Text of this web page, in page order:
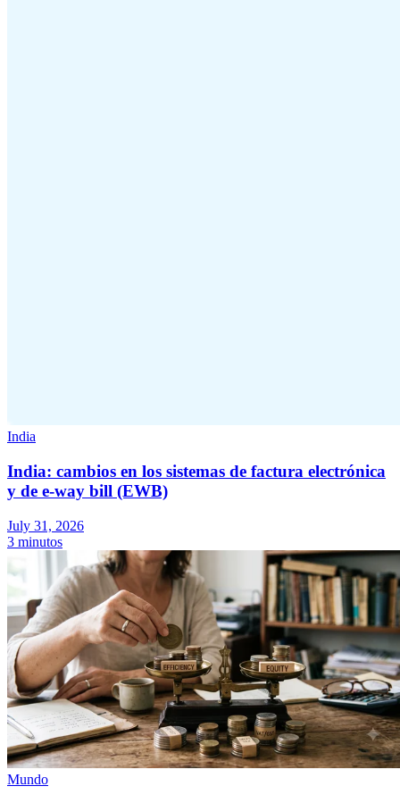
India
India: cambios en los sistemas de factura electrónica
y de e-way bill (EWB)
July 31, 2026
3 minutos
Mundo